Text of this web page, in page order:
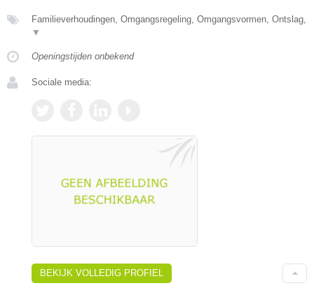
Familieverhoudingen, Omgangsregeling, Omgangsvormen, Ontslag,
▼
Openingstijden onbekend
Sociale media:
BEKIJK VOLLEDIG PROFIEL